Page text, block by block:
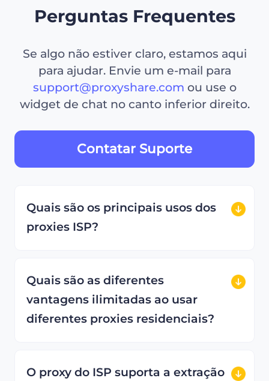
Perguntas Frequentes
Se algo não estiver claro, estamos aqui
para ajudar. Envie um e-mail para
support@proxyshare.com ou use o
widget de chat no canto inferior direito.
Contatar Suporte
Quais são os principais usos dos
proxies ISP?
Quais são as diferentes
vantagens ilimitadas ao usar
diferentes proxies residenciais?
O proxy do ISP suporta a extração